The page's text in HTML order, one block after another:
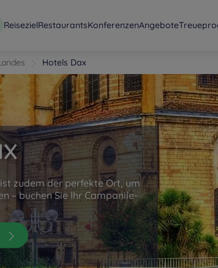
ReisezielRestaurantsKonferenzenAngebote
Hotels Dax
zudem der perfekte Ort, um
– buchen Sie Ihr Campanile-